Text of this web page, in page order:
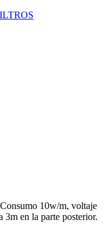
10w/m, voltaje
en la parte posterior.